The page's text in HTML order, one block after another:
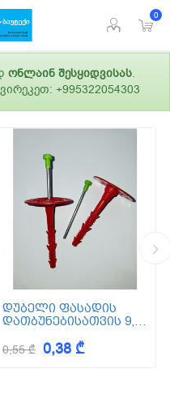
0
ონლაინ შესყიდვისას.
+995322054303
დუბელი ფასადის
დათბუნებისათვის 9,5
0,55 ₾ 0,38 ₾